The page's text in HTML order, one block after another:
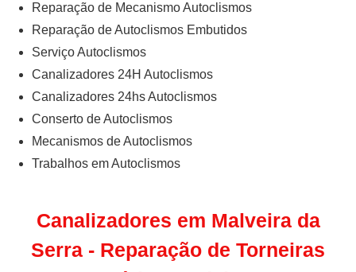
Reparação de Mecanismo Autoclismos
Reparação de Autoclismos Embutidos
Serviço Autoclismos
Canalizadores 24H Autoclismos
Canalizadores 24hs Autoclismos
Conserto de Autoclismos
Mecanismos de Autoclismos
Trabalhos em Autoclismos
Canalizadores em Malveira da
Serra - Reparação de Torneiras